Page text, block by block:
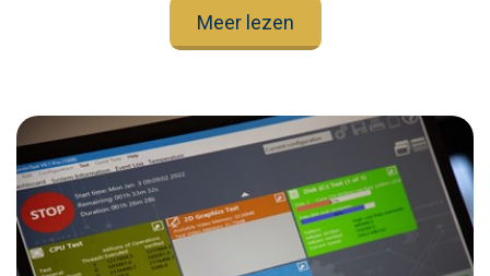
Meer lezen